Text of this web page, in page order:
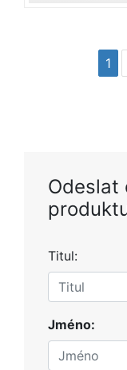
1
Odeslat
Titul:
Jméno: